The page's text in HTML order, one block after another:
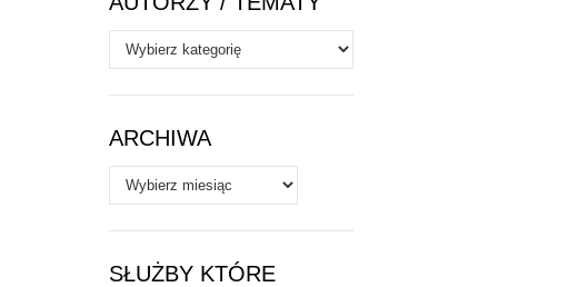
Autorzy
/
Tematy
ARCHIWA
Archiwa
SŁUŻBY KTÓRE